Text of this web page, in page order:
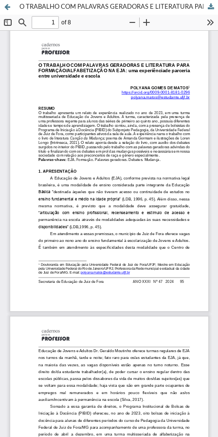
O TRABALHO COM PALAVRAS GERADORAS E LITERATURA PARA FORMAÇÃO/ALFABETIZAÇÃO NA EJA: uma experiência de parceria entre universidade e escola